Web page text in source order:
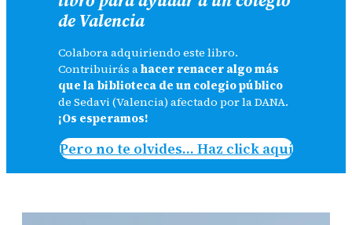
de Valencia
Colabora adquiriendo este libro.
Contribuirás ahacer renacer algo más
que la biblioteca de un colegio público
de Sedavi (Valencia) afectado por la DANA.
¡Os esperamos!
Pero no te olvides… Haz click aquí